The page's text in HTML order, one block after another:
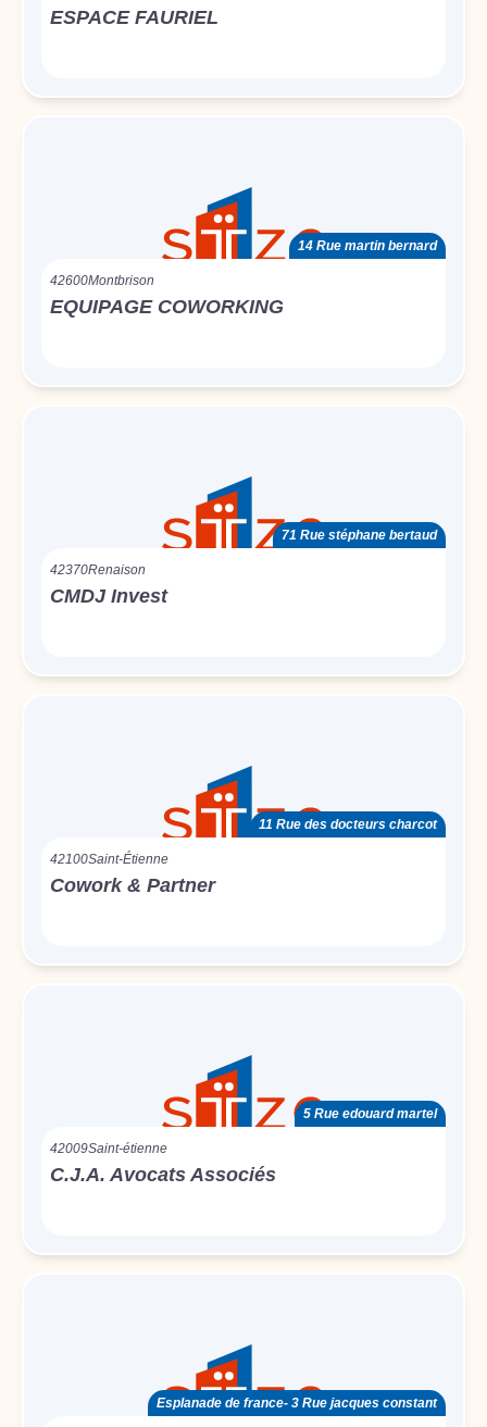
ESPACE FAURIEL
14 Rue martin bernard
42600Montbrison
EQUIPAGE COWORKING
71 Rue stéphane bertaud
42370Renaison
CMDJ Invest
11 Rue des docteurs charcot
42100Saint-Étienne
Cowork & Partner
5 Rue edouard martel
42009Saint-étienne
C.J.A. Avocats Associés
Esplanade de france- 3 Rue jacques constant